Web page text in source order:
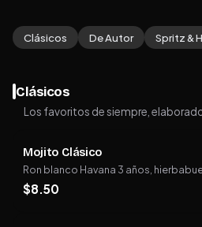
Clásicos De Autor Spritz &
Clásicos
Los favoritos de siempre,
Mojito Clásico
Ron blanco Havana 3 años,
$8.50